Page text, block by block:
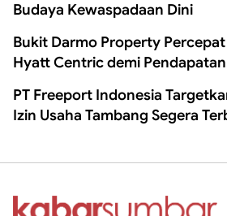
Budaya Kewaspadaan Dini
Bukit Darmo Property
Hyatt Centric demi
PT Freeport Indonesia
Izin Usaha Tambang Segera